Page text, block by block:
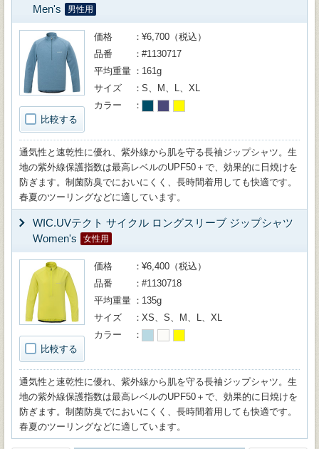
Men's
男性用
比較する
価格
¥6,700（税込）
品番
#1130717
平均重量
161g
サイズ
S、M、L、XL
カラー
通気性と速乾性に優れ、紫外線から肌を守る長袖ジップシャツ。生
地の紫外線保護指数は最高レベルのUPF50＋で、効果的に日焼けを
防ぎます。制菌防臭でにおいにくく、長時間着用しても快適です。
春夏のツーリングなどに適しています。
WIC.UVテクト サイクル ロングスリーブ ジップシャツ
Women's
女性用
比較する
価格
¥6,400（税込）
品番
#1130718
平均重量
135g
サイズ
XS、S、M、L、XL
カラー
通気性と速乾性に優れ、紫外線から肌を守る長袖ジップシャツ。生
地の紫外線保護指数は最高レベルのUPF50＋で、効果的に日焼けを
防ぎます。制菌防臭でにおいにくく、長時間着用しても快適です。
春夏のツーリングなどに適しています。